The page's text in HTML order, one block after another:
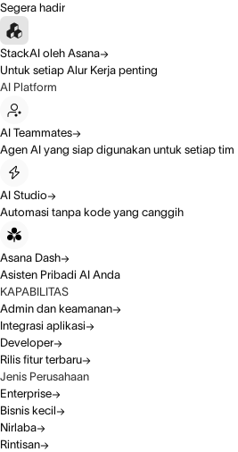
Segera hadir
StackAI oleh Asana
Untuk setiap Alur Kerja penting
AI Platform
AI Teammates
Agen AI yang siap digunakan untuk setiap tim
AI Studio
Automasi tanpa kode yang canggih
Asana Dash
Asisten Pribadi AI Anda
KAPABILITAS
Admin dan keamanan
Integrasi aplikasi
Developer
Rilis fitur terbaru
Jenis Perusahaan
Enterprise
Bisnis kecil
Nirlaba
Rintisan